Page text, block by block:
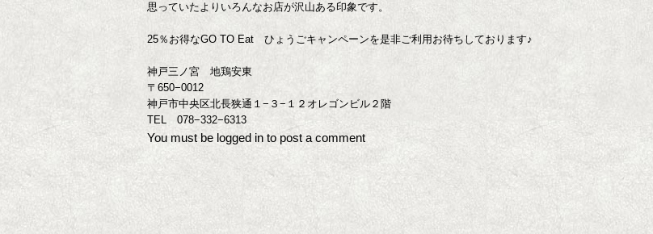
思っていたよりいろんなお店が沢山ある印象です。
25％お得なGO TO Eat ひょうごキャンペーンを是非ご利用お待ちしております♪
神戸三ノ宮 地鶏安東
〒650−0012
神戸市中央区北長狭通１−３−１２オレゴンビル２階
TEL 078−332−6313
You must be logged in to post a comment